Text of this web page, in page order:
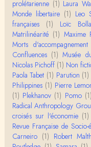
Boudjemaa
Merci pour
âtons-à-
Momo
mage
Anonymous
Merci pour
sur les
l…
prolétarienne (1) Laura
Monde libertaire (1) Leo
françaises
(1) Loïc
Matrilinéarité (1) Maxime
Morts d'accompagnement
Confluences (1) Musée
Nicolas Pichoff (1) Non
Paola Tabet (1) Parution (1)
Philippines (1) Pierre
(1) Plekhanov (1) Pomo (1)
Radical Anthropology
croisés sur l'économie (1)
Revue Française de Socio-
Carneiro (1) Robert